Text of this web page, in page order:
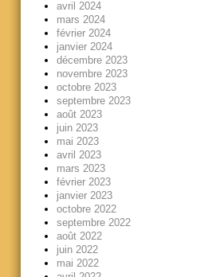
avril 2024
mars 2024
février 2024
janvier 2024
décembre 2023
novembre 2023
octobre 2023
septembre 2023
août 2023
juin 2023
mai 2023
avril 2023
mars 2023
février 2023
janvier 2023
octobre 2022
septembre 2022
août 2022
juin 2022
mai 2022